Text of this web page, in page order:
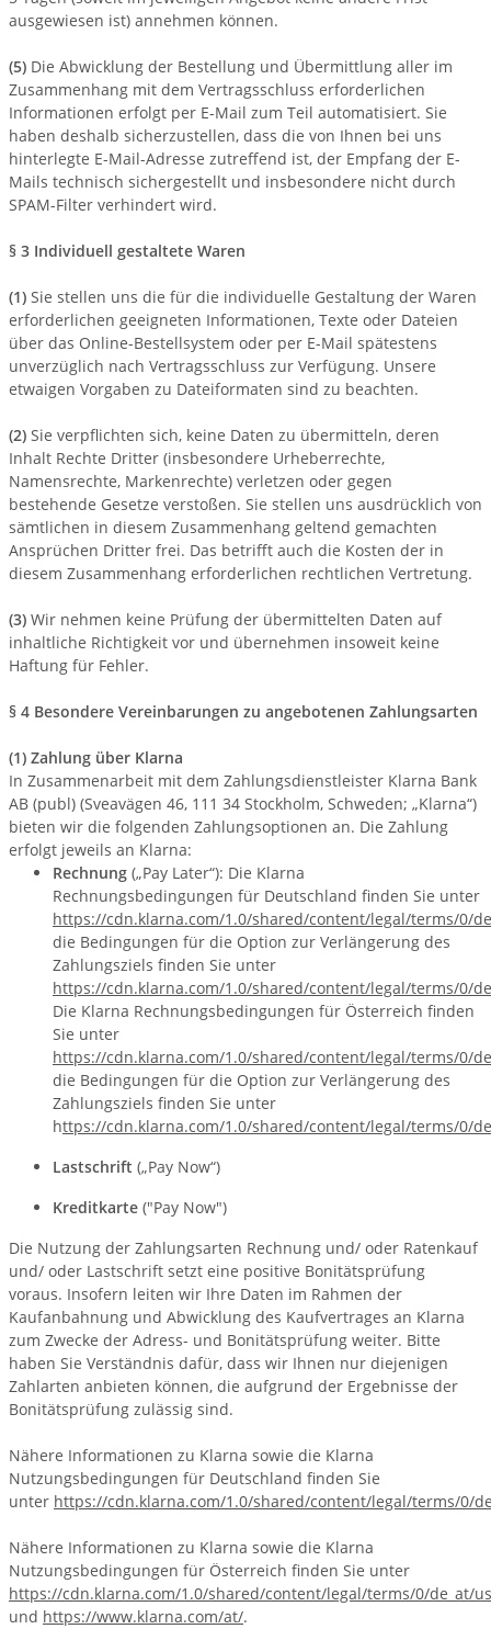
ausgewiesen ist) annehmen können.
(5) Die Abwicklung der Bestellung und Übermittlung aller im
Zusammenhang mit dem Vertragsschluss erforderlichen
Informationen erfolgt per E-Mail zum Teil automatisiert. Sie
haben deshalb sicherzustellen, dass die von Ihnen bei uns
hinterlegte E-Mail-Adresse zutreffend ist, der Empfang der E-
Mails technisch sichergestellt und insbesondere nicht durch
SPAM-Filter verhindert wird.
§ 3 Individuell gestaltete Waren
(1) Sie stellen uns die für die individuelle Gestaltung der Waren
erforderlichen geeigneten Informationen, Texte oder Dateien
über das Online-Bestellsystem oder per E-Mail spätestens
unverzüglich nach Vertragsschluss zur Verfügung. Unsere
etwaigen Vorgaben zu Dateiformaten sind zu beachten.
(2) Sie verpflichten sich, keine Daten zu übermitteln, deren
Inhalt Rechte Dritter (insbesondere Urheberrechte,
Namensrechte, Markenrechte) verletzen oder gegen
bestehende Gesetze verstoßen. Sie stellen uns ausdrücklich von
sämtlichen in diesem Zusammenhang geltend gemachten
Ansprüchen Dritter frei. Das betrifft auch die Kosten der in
diesem Zusammenhang erforderlichen rechtlichen Vertretung.
(3) Wir nehmen keine Prüfung der übermittelten Daten auf
inhaltliche Richtigkeit vor und übernehmen insoweit keine
Haftung für Fehler.
§ 4 Besondere Vereinbarungen zu angebotenen Zahlungsarten
(1) Zahlung über Klarna
In Zusammenarbeit mit dem Zahlungsdienstleister Klarna Bank
AB (publ) (Sveavägen 46, 111 34 Stockholm, Schweden; „Klarna“)
bieten wir die folgenden Zahlungsoptionen an. Die Zahlung
erfolgt jeweils an Klarna:
Rechnung („Pay Later“): Die Klarna
Rechnungsbedingungen für Deutschland finden Sie unter
https://cdn.klarna.com/1.0/shared/content/legal/terms/0/
die Bedingungen für die Option zur Verlängerung des
Zahlungsziels finden Sie unter
https://cdn.klarna.com/1.0/shared/content/legal/terms/0/
Die Klarna Rechnungsbedingungen für Österreich finden
Sie unter
https://cdn.klarna.com/1.0/shared/content/legal/terms/0/
die Bedingungen für die Option zur Verlängerung des
Zahlungsziels finden Sie unter
https://cdn.klarna.com/1.0/shared/content/legal/terms/0/
Lastschrift („Pay Now“)
Kreditkarte ("Pay Now")
Die Nutzung der Zahlungsarten Rechnung und/ oder Ratenkauf
und/ oder Lastschrift setzt eine positive Bonitätsprüfung
voraus. Insofern leiten wir Ihre Daten im Rahmen der
Kaufanbahnung und Abwicklung des Kaufvertrages an Klarna
zum Zwecke der Adress- und Bonitätsprüfung weiter. Bitte
haben Sie Verständnis dafür, dass wir Ihnen nur diejenigen
Zahlarten anbieten können, die aufgrund der Ergebnisse der
Bonitätsprüfung zulässig sind.
Nähere Informationen zu Klarna sowie die Klarna
Nutzungsbedingungen für Deutschland finden Sie
unter https://cdn.klarna.com/1.0/shared/content/legal/terms/0/
Nähere Informationen zu Klarna sowie die Klarna
Nutzungsbedingungen für Österreich finden Sie unter
https://cdn.klarna.com/1.0/shared/content/legal/terms/0/de_at/
und https://www.klarna.com/at/.